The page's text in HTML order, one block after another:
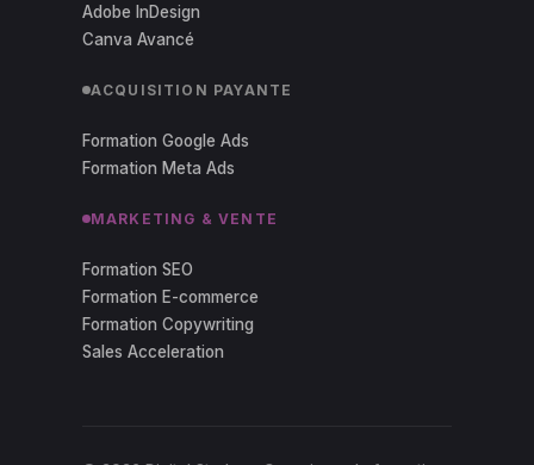
Adobe InDesign
Canva Avancé
ACQUISITION PAYANTE
Formation Google Ads
Formation Meta Ads
MARKETING & VENTE
Formation SEO
Formation E-commerce
Formation Copywriting
Sales Acceleration